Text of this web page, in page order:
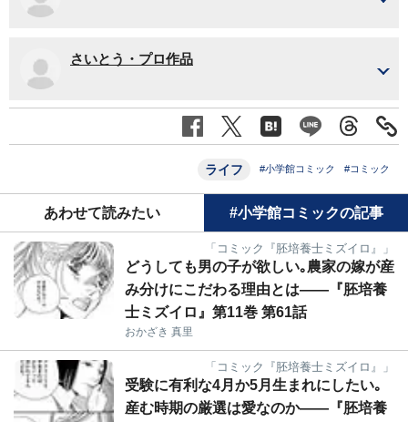
さいとう・プロ作品
ライフ #小学館コミック #コミック
あわせて読みたい #小学館コミックの記事
「コミック『胚培養士ミズイロ』」
どうしても男の子が欲しい｡農家の嫁が産
み分けにこだわる理由とは――『胚培養
士ミズイロ』第11巻 第61話
おかざき 真里
「コミック『胚培養士ミズイロ』」
受験に有利な4月か5月生まれにしたい｡
産む時期の厳選は愛なのか――『胚培養